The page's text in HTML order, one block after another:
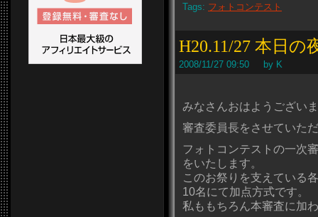
Tags: フォトコンテスト
H20.11/27 本日の
2008/11/27 09:50 by K
みなさんおはようござい
審査委員長をさせていた
フォトコンテストの一次
をいたします。
このお祭りを支えている
10名にて加点方式です。
私ももちろん本審査に加